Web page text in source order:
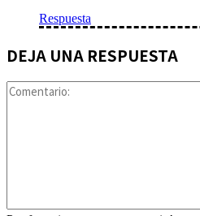
Respuesta
DEJA UNA RESPUESTA